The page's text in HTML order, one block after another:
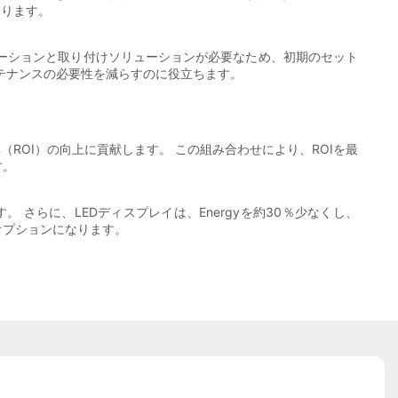
ます。
ョンと取り付けソリューションが必要なため、初期のセット
ンスの必要性を減らすのに役立ちます。
ROI）の向上に貢献します。 この組み合わせにより、ROIを最
さらに、LEDディスプレイは、Energyを約30％少なくし、
ションになります。